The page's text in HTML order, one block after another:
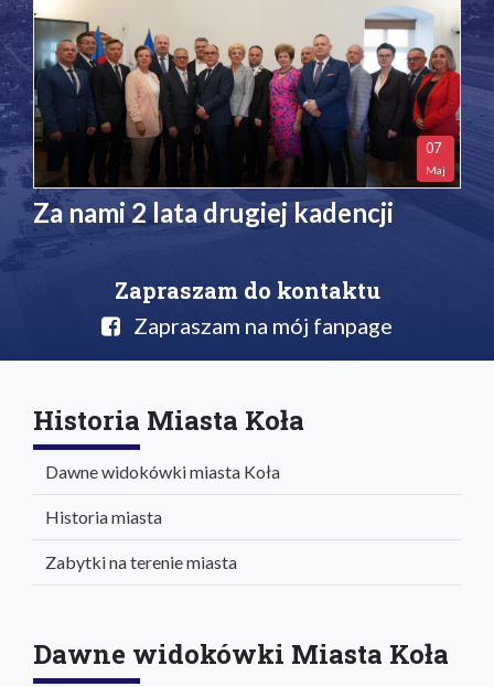
07
Maj
Za nami 2 lata drugiej kadencji
Zapraszam do kontaktu
Zapraszam na mój fanpage
Historia Miasta Koła
Dawne widokówki miasta Koła
Historia miasta
Zabytki na terenie miasta
Dawne widokówki Miasta Koła